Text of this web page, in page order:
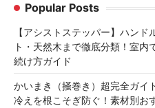
Popular Posts
【アシストステッパー】ハン
ト・天然木まで徹底分類！室内
続け方ガイド
かいまき（掻巻き）超完全ガイ
冷えを根こそぎ防ぐ！素材別お